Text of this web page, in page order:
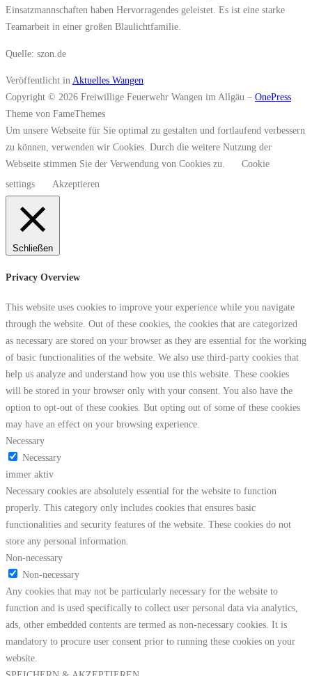
Einsatzmannschaften haben Hervorragendes geleistet. Es ist eine starke
Teamarbeit in einer großen Blaulichtfamilie.
Quelle: szon.de
Veröffentlicht in Aktuelles Wangen
Copyright © 2026 Freiwillige Feuerwehr Wangen im Allgäu – OnePress
Theme von FameThemes
Um unsere Webseite für Sie optimal zu gestalten und fortlaufend verbessern
zu können, verwenden wir Cookies. Durch die weitere Nutzung der
Webseite stimmen Sie der Verwendung von Cookies zu.
Cookie
settings
Akzeptieren
Schließen
Privacy Overview
This website uses cookies to improve your experience while you navigate
through the website. Out of these cookies, the cookies that are categorized
as necessary are stored on your browser as they are essential for the working
of basic functionalities of the website. We also use third-party cookies that
help us analyze and understand how you use this website. These cookies
will be stored in your browser only with your consent. You also have the
option to opt-out of these cookies. But opting out of some of these cookies
may have an effect on your browsing experience.
Necessary
Necessary
immer aktiv
Necessary cookies are absolutely essential for the website to function
properly. This category only includes cookies that ensures basic
functionalities and security features of the website. These cookies do not
store any personal information.
Non-necessary
Non-necessary
Any cookies that may not be particularly necessary for the website to
function and is used specifically to collect user personal data via analytics,
ads, other embedded contents are termed as non-necessary cookies. It is
mandatory to procure user consent prior to running these cookies on your
website.